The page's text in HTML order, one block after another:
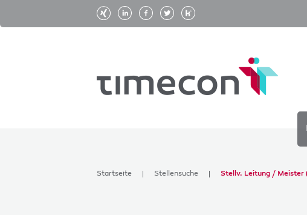
Startseite Stellensuche Stellv. Leitung / Meister